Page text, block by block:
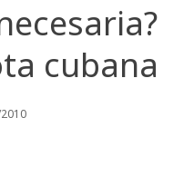
cubana